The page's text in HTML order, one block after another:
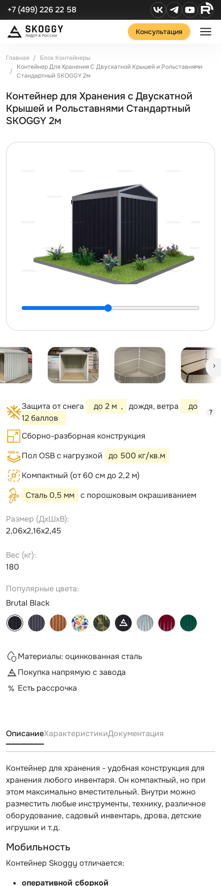
+7 (499) 226 22 58
Консультация
Главная
Блок Контейнеры
Контейнер Для Хранения С Двускатной Крышей и Рольставнями
Стандартный SKOGGY 2м
Контейнер для Хранения с Двускатной
Крышей и Рольставнями Стандартный
SKOGGY 2м
Защита от снега до 2 м , дождя, ветра
до
12 баллов
?
Сборно-разборная конструкция
Пол OSB с нагрузкой
до 500 кг/кв.м
Компактный (от 60 см до 2,2 м)
Сталь 0,5 мм
с порошковым окрашиванием
Размер (ДxШxВ):
2,06х2,16х2,45
Вес (кг):
180
Популярные цвета:
Brutal Black
Материалы: оцинкованная сталь
Покупка напрямую с завода
Есть рассрочка
ОписаниеХарактеристикиДокументация
Контейнер для хранения - удобная конструкция для
хранения любого инвентаря. Он компактный, но при
этом максимально вместительный. Внутри можно
разместить любые инструменты, технику, различное
оборудование, садовый инвентарь, дрова, детские
игрушки и т.д.
Мобильность
Контейнер Skoggy отличается:
оперативной сборкой